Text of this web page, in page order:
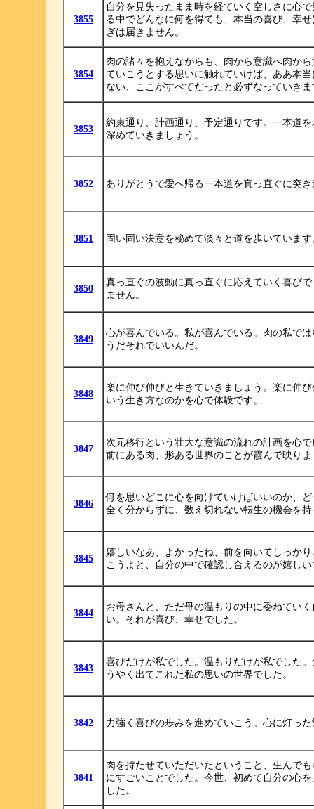
3855
自分を見失ったまま時を経ていく空しさに心
る中でどんなに何を得ても、本当の喜び、幸
ぎは届きません。
3854
肉の諸々を抱えながらも、肉から意識へ肉か
ていこうとする思いに触れていけば、ああ本
ない、ここがすべてだったと必ずなっていきま
3853
約束通り、計画通り、予定通りです。一本道
深めていきましょう。
3852 ありがとうで愛へ帰る一本道を真っ直ぐに突
3851 固い固い決意を秘めて淡々と道を歩いています
3850
真っ直ぐの波動に真っ直ぐに応えていく喜び
ません。
3849
心が喜んでいる。私が喜んでいる。肉の私で
うだそれでいいんだ。
3848
楽に伸び伸びと生きていきましょう。楽に伸
いう生き方なのかを心で体験です。
3847
次元移行という壮大な意識の流れの計画を心
前にある肉、形ある世界のことが霞んで映りま
3846
何を思いどこに心を向けていけばいいのか、
全く分からずに、数え切れない転生の機会を
3845
嬉しいなあ、よかったね、前を向いてしっか
こうよと、自分の中で確認し合えるのが嬉し
3844
お母さんと、ただ母の温もりの中に委ねてい
い。それが喜び、幸せでした。
3843
喜びだけが私でした。温もりだけが私でした
うやく出てこれた私の思いの世界でした。
3842 力強く喜びの歩みを進めていこう。心に灯っ
3841
肉を持たせていただいたということ、生んで
にすごいことでした。今世、初めて自分の心
した。